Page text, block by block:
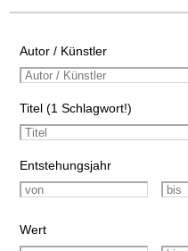
Autor / Künstler
Titel (1 Schlagwort!)
Entstehungsjahr
Wert